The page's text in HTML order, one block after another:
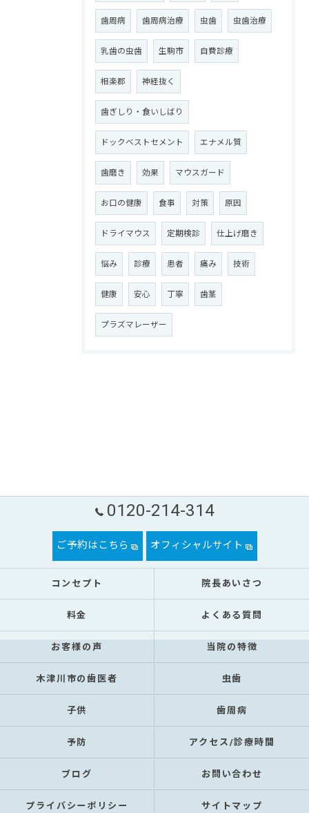
歯周病 歯周病治療 虫歯 虫歯治療
乳歯の虫歯 生駒市 自費診療
相楽郡 神経抜く
歯ぎしり・食いしばり
ドックベストセメント エナメル質
歯磨き 効果 マウスガード
お口の健康 食事 対策 原因
ドライマウス 定期検診 仕上げ磨き
悩み 診療 患者 痛み 技術
健康 安心 丁寧 歯茎
プラズマレーザー
0120-214-314
ご予約はこちら オフィシャルサイト
コンセプト 院長あいさつ
料金 よくある質問
お客様の声 当院の特徴
木津川市の歯医者 虫歯
子供 歯周病
予防 アクセス/診療時間
ブログ お問い合わせ
プライバシーポリシー サイトマップ